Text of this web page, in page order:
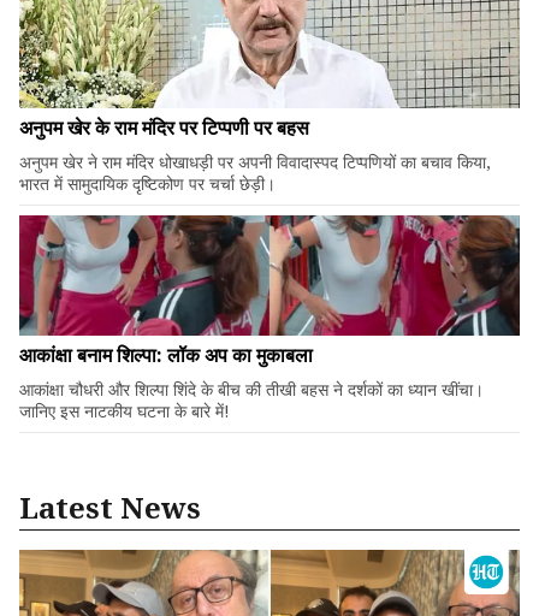
अनुपम खेर के राम मंदिर पर टिप्पणी पर बहस
अनुपम खेर ने राम मंदिर धोखाधड़ी पर अपनी विवादास्पद टिप्पणियों का बचाव किया,
भारत में सामुदायिक दृष्टिकोण पर चर्चा छेड़ी।
आकांक्षा बनाम शिल्पा: लॉक अप का मुकाबला
आकांक्षा चौधरी और शिल्पा शिंदे के बीच की तीखी बहस ने दर्शकों का ध्यान खींचा।
जानिए इस नाटकीय घटना के बारे में!
Latest News